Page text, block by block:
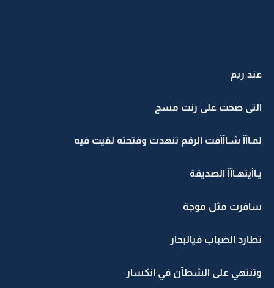
عند ريم
التى صحت على رنت مسج
لمـاآآ شـاآآفت الرقم تنهدت وفتحته لقيت فيه
يـاأيتهـاآآ الصديقة
سافرت مثل موجة
تطارد الضباب فيالبحار
وتنتهي على الشطآن في انكسار